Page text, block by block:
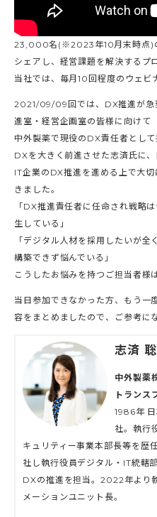
23,000名(※2023年10月末時点)
シェアし、経営課題を解決するプ
当社では、毎月10回程度のウェビ
2021/09/09回では、DX推進が急
進室・経営企画室の皆様に向けて
中外製薬で現役のDX責任者とし
DXを大きく前進させた志済氏に
IT企業のDX推進を進める上で大
きました。
「DX推進責任者に任命され戦略
生している」
「デジタル人材を採用したいが
構築できず悩んでいる」
こうしたお悩みを持つご担当者様
当日参加できなかった方、もう一
容をまとめましたので、ご参考に
志済
中外製薬
トランス
1986年
社。執行
キュリティー事業本部長等を歴
社し執行役員デジタル・IT統轄
DXの推進を担当。2022年より
メーションユニット長。